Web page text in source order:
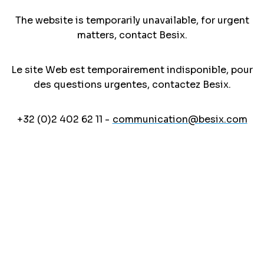
The website is temporarily unavailable, for urgent
matters, contact Besix.
Le site Web est temporairement indisponible, pour
des questions urgentes, contactez Besix.
+32 (0)2 402 62 11 - communication@besix.com